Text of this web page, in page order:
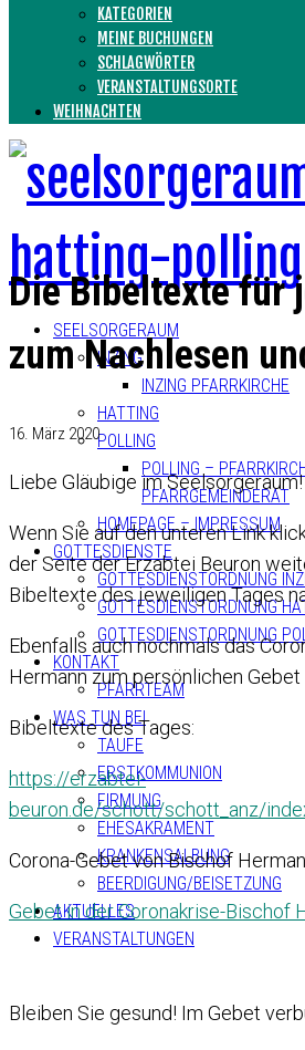
KATEGORIEN
MEINE BUCHUNGEN
SCHLAGWÖRTER
VERANSTALTUNGSORTE
WEIHNACHTEN
SEELSORGERAUM
INZING
INZING PFARRKIRCHE
HATTING
POLLING
POLLING –
PFARRGEMEINDERAT
HOMEPAGE – IMPRESSUM
GOTTESDIENSTE
GOTTESDIENSTORDNUNG
GOTTESDIENSTORDNUNG
GOTTESDIENSTORDNUNG
KONTAKT
PFARRTEAM
WAS TUN BEI
TAUFE
ERSTKOMMUNION
FIRMUNG
EHESAKRAMENT
KRANKENSALBUNG
BEERDIGUNG/BEISETZUNG
AKTUELLES
VERANSTALTUNGEN
Die Bibeltexte für
zum Nachlesen
16. März 2020
Liebe Gläubige im Seelsorgeraum!
Wenn Sie auf den unteren Link
der Seite der Erzabtei Beuron
Bibeltexte des jeweiligen Tages
Ebenfalls auch nochmals das
Hermann zum persönlichen Gebet
Bibeltexte des Tages:
https://erzabtei-
beuron.de/schott/schott_anz/
Corona-Gebet von Bischof
Gebet in der Coronakrise-Bischof
Bleiben Sie gesund! Im Gebet